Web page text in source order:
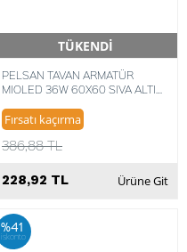
TÜKENDİ
Hızlı Teslimat
PELSAN TAVAN ARMATÜR
MIOLED 36W 60X60 SIVA ALTI
8693119339899
Fırsatı kaçırma
386,88 TL
228,92 TL Ürüne Git
%41
iskonto